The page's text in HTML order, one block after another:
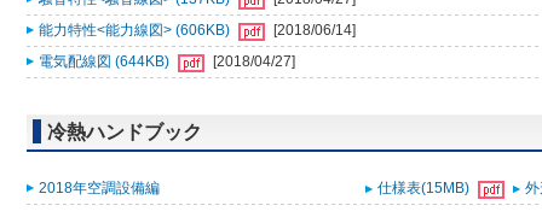
能力特性<能力線図> (606KB)
[2018/06/14]
電気配線図 (644KB)
[2018/04/27]
冷熱ハンドブック
2018年空調設備編 仕様表(15MB)